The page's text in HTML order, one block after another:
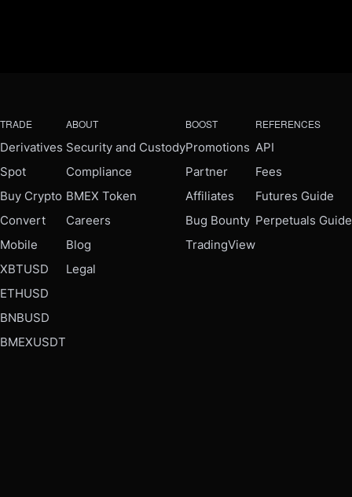
TRADE
Derivatives
Spot
Buy Crypto
Convert
Mobile
XBTUSD
ETHUSD
BNBUSD
BMEXUSDT
ABOUT
Security and Custody
Compliance
BMEX Token
Careers
Blog
Legal
BOOST
Promotions
Partner
Affiliates
Bug Bounty
TradingView
REFERENCES
API
Fees
Futures Guide
Perpetuals Guide